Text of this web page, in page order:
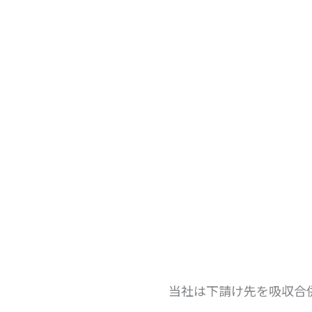
当社は下請け先を吸収合